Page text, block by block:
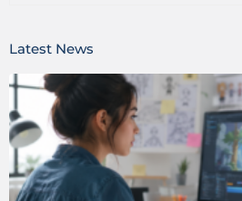
Latest News